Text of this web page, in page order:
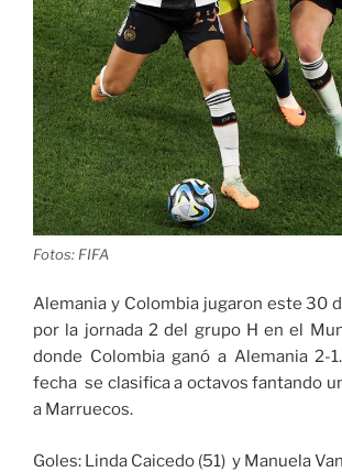
Fotos: FIFA
Alemania y Colombia jugaron este 30
por la jornada 2 del grupo H en el
donde Colombia ganó a Alemania 2-
fecha se clasifica a octavos fantando
a Marruecos.
Goles: Linda Caicedo (51) y Manuela